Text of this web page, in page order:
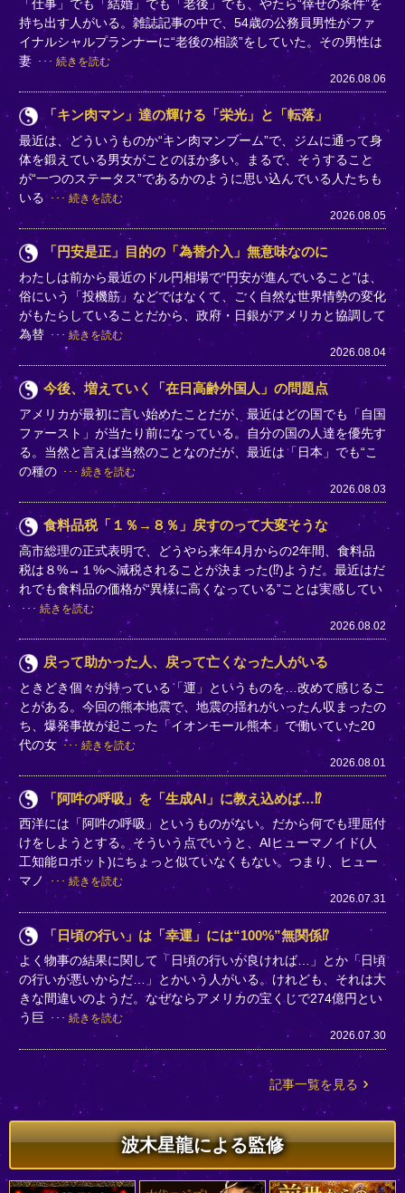
「仕事」でも「結婚」でも「老後」でも、やたら“倖せの条件”を
持ち出す人がいる。雑誌記事の中で、54歳の公務員男性がファ
イナルシャルプランナーに“老後の相談”をしていた。その男性は
妻
続きを読む
2026.08.06
「キン肉マン」達の輝ける「栄光」と「転落」
最近は、どういうものか“キン肉マンブーム”で、ジムに通って身
体を鍛えている男女がことのほか多い。まるで、そうすること
が“一つのステータス”であるかのように思い込んでいる人たちも
いる
続きを読む
2026.08.05
「円安是正」目的の「為替介入」無意味なのに
わたしは前から最近のドル円相場で“円安が進んでいること”は、
俗にいう「投機筋」などではなくて、ごく自然な世界情勢の変化
がもたらしていることだから、政府・日銀がアメリカと協調して
為替
続きを読む
2026.08.04
今後、増えていく「在日高齢外国人」の問題点
アメリカが最初に言い始めたことだが、最近はどの国でも「自国
ファースト」が当たり前になっている。自分の国の人達を優先す
る。当然と言えば当然のことなのだが、最近は「日本」でも“こ
の種の
続きを読む
2026.08.03
食料品税「１％→８％」戻すのって大変そうな
高市総理の正式表明で、どうやら来年4月からの2年間、食料品
税は８%→１%へ減税されることが決まった(⁉)ようだ。最近はだ
れでも食料品の価格が“異様に高くなっている”ことは実感してい
続きを読む
2026.08.02
戻って助かった人、戻って亡くなった人がいる
ときどき個々が持っている「運」というものを…改めて感じるこ
とがある。今回の熊本地震で、地震の揺れがいったん収まったの
ち、爆発事故が起こった「イオンモール熊本」で働いていた20
代の女
続きを読む
2026.08.01
「阿吽の呼吸」を「生成AI」に教え込めば…⁉
西洋には「阿吽の呼吸」というものがない。だから何でも理屈付
けをしようとする。そういう点でいうと、AIヒューマノイド(人
工知能ロボット)にちょっと似ていなくもない。つまり、ヒュー
マノ
続きを読む
2026.07.31
「日頃の行い」は「幸運」には“100%”無関係⁉
よく物事の結果に関して「日頃の行いが良ければ…」とか「日頃
の行いが悪いからだ…」とかいう人がいる。けれども、それは大
きな間違いのようだ。なぜならアメリカの宝くじで274億円とい
う巨
続きを読む
2026.07.30
記事一覧を見る
波木星龍による監修